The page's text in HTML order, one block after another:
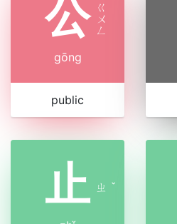
公 ㄍ
ㄨ
ㄥ
gōng
public
止 ㄓ ˇ